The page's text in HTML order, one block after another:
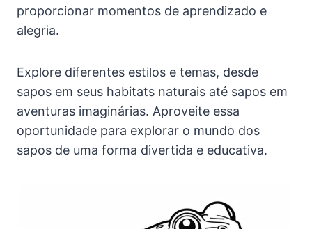
proporcionar momentos de aprendizado e
alegria.
Explore diferentes estilos e temas, desde
sapos em seus habitats naturais até sapos em
aventuras imaginárias. Aproveite essa
oportunidade para explorar o mundo dos
sapos de uma forma divertida e educativa.